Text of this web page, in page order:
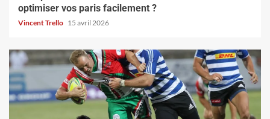
optimiser vos paris facilement ?
Vincent Trello 15 avril 2026